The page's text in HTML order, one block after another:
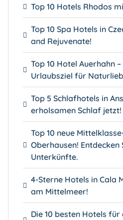
Top 10 Hotels Rhodos
Top 10 Spa Hotels in
and Rejuvenate!
Top 10 Hotel Auerhahn
Urlaubsziel für
Top 5 Schlafhotels in
erholsamen Schlaf jetzt!
Top 10 neue
Oberhausen! Entdecken
Unterkünfte.
4-Sterne Hotels in Cala
am Mittelmeer!
Die 10 besten Hotels für